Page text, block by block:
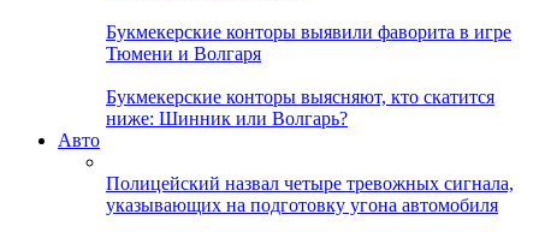
Букмекерские конторы выявили фаворита в игре
Тюмени и Волгаря
Букмекерские конторы выясняют, кто скатится
ниже: Шинник или Волгарь?
Авто
Полицейский назвал четыре тревожных сигнала,
указывающих на подготовку угона автомобиля